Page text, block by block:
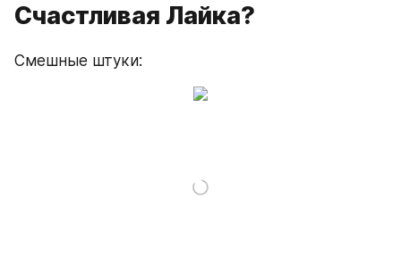
Счастливая Лайка?
Смешные штуки: